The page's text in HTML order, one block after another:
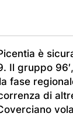
|è
Il gruppo
fase
di